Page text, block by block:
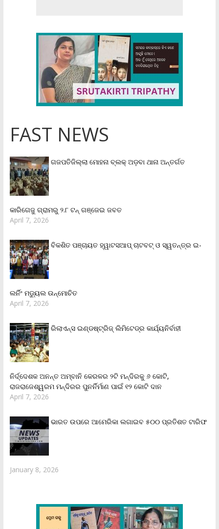
FAST NEWS
ଗଜପତିଜିଲ୍ଲା ମୋହନା ବ୍ଲକ୍‌ ଅଡ଼ବା ଥାନା ଅନ୍ତର୍ଗତ
କାରିଗେଜୁ ଗ୍ରାମରୁ ୨.୮ ଟନ୍ ଗଞ୍ଜେଇ ଜବତ
April 7, 2026
ବିକଶିତ ପଞ୍ଚାୟତ ହ୍ୱାଟସଆପ୍ ଚାଟବଟ୍ ଓ ସ୍ୱତନ୍ତ୍ର ଇ-
ଲର୍ନିଂ ମଡ୍ୟୁଲ ଉନ୍ମୋଚିତ
April 7, 2026
ରିଲାଏନ୍‌ସ ଇଣ୍ଡଷ୍ଟ୍ରିଜ୍ ଲିମିଟେଡ୍‌ର କାର୍ଯ୍ୟନିର୍ବାହୀ
ନିର୍ଦ୍ଦେଶକ ଅନନ୍ତ ଅମ୍ବାନି କେରଳର ୨ଟି ମନ୍ଦିରକୁ ୬ କୋଟି,
ରାଜରାଜେଶ୍ୱରମ ମନ୍ଦିରର ପୁନର୍ନିର୍ମାଣ ପାଇଁ ୧୨ କୋଟି ଦାନ
April 7, 2026
ଭାରତ ଉପରେ ଆମେରିକା ଲଗାଇବ ୫୦୦ ପ୍ରତିଶତ ଟାରିଫ
January 8, 2026